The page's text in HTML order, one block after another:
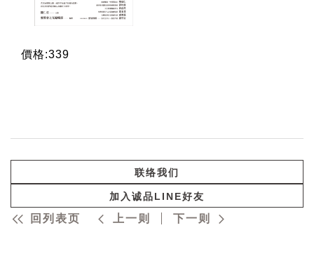
價格:339
联络我们
加入诚品LINE好友
回列表页 上一则 下一则